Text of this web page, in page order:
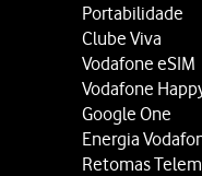
Portabilidade
Clube Viva
Vodafone eSIM
Vodafone
Google One
Energia
Retomas